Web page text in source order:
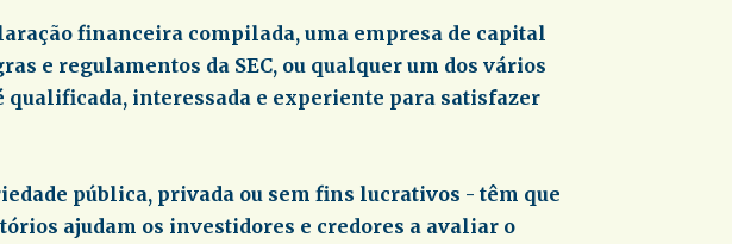
financeira compilada, uma empresa de capital
e regulamentos da SEC, ou qualquer um dos vários
qualificada, interessada e experiente para satisfazer
pública, privada ou sem fins lucrativos - têm que
ajudam os investidores e credores a avaliar o